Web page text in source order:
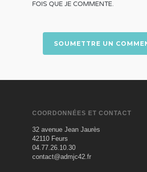
FOIS QUE JE COMMENTE.
COORDONNÉES ET CONTACT
32 avenue Jean Jaurès
42110 Feurs
04.77.26.10.30
contact@admjc42.fr